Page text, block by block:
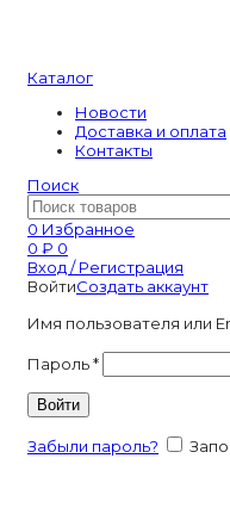
Каталог
Новости
Доставка и оплата
Контакты
Поиск
0 Избранное
0 ₽ 0
Вход / Регистрация
ВойтиСоздать аккаунт
Имя пользователя или
Пароль*
Войти
Забыли пароль?